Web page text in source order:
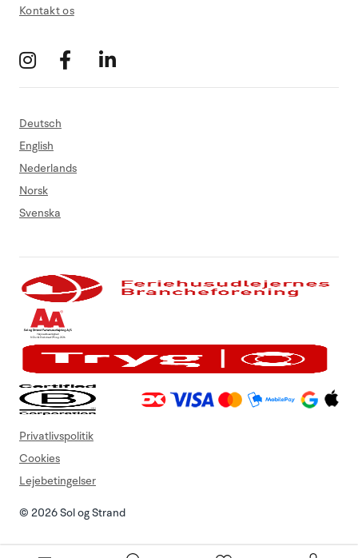
Kontakt os
Deutsch
English
Nederlands
Norsk
Svenska
© 2026 Sol og Strand
Privatlivspolitik
Cookies
Lejebetingelser